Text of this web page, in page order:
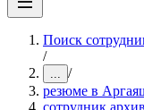
Поиск
/
... /
резюме в
сотрудник